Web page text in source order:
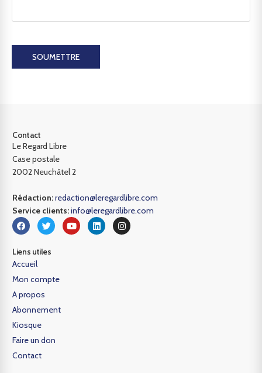
SOUMETTRE
Contact
Le Regard Libre
Case postale
2002 Neuchâtel 2
Rédaction:redaction@leregardlibre.com
Service clients:info@leregardlibre.com
Liens utiles
Accueil
Mon compte
A propos
Abonnement
Kiosque
Faire un don
Contact